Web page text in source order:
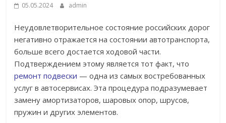
05.05.2024 admin
Неудовлетворительное состояние российских дорог
негативно отражается на состоянии автотранспорта,
больше всего достается ходовой части.
Подтверждением этому является тот факт, что
ремонт подвески — одна из самых востребованных
услуг в автосервисах. Эта процедура подразумевает
замену амортизаторов, шаровых опор, шрусов,
пружин и других элементов.